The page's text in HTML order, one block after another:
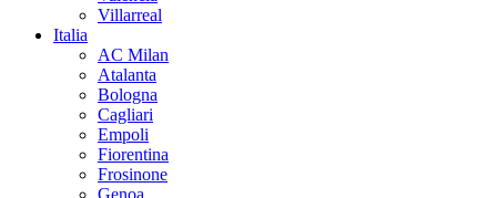
Villarreal
Italia
AC Milan
Atalanta
Bologna
Cagliari
Empoli
Fiorentina
Frosinone
Genoa